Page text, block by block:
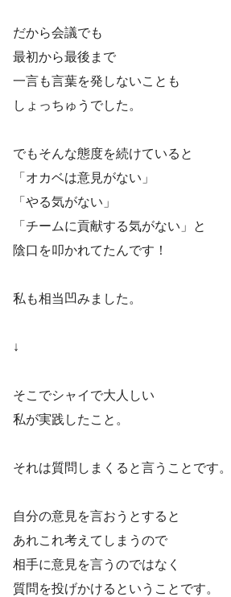
だから会議でも
最初から最後まで
一言も言葉を発しないことも
しょっちゅうでした。
でもそんな態度を続けていると
「オカベは意見がない」
「やる気がない」
「チームに貢献する気がない」と
陰口を叩かれてたんです！
私も相当凹みました。
↓
そこでシャイで大人しい
私が実践したこと。
それは質問しまくると言うことです。
自分の意見を言おうとすると
あれこれ考えてしまうので
相手に意見を言うのではなく
質問を投げかけるということです。